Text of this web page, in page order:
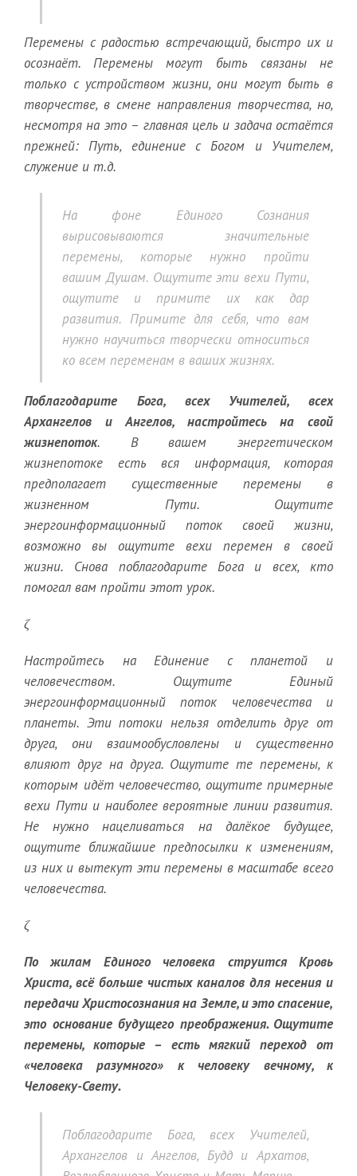
Перемены с радостью встречающий, быстро их и
осознаёт. Перемены могут быть связаны не
только с устройством жизни, они могут быть в
творчестве, в смене направления творчества, но,
несмотря на это – главная цель и задача остаётся
прежней: Путь, единение с Богом и Учителем,
служение и т.д.
На фоне Единого Сознания
вырисовываются значительные
перемены, которые нужно пройти
вашим Душам. Ощутите эти вехи Пути,
ощутите и примите их как дар
развития. Примите для себя, что вам
нужно научиться творчески относиться
ко всем переменам в ваших жизнях.
Поблагодарите Бога, всех Учителей, всех
Архангелов и Ангелов, настройтесь на свой
жизнепоток. В вашем энергетическом
жизнепотоке есть вся информация, которая
предполагает существенные перемены в
жизненном Пути. Ощутите
энергоинформационный поток своей жизни,
возможно вы ощутите вехи перемен в своей
жизни. Снова поблагодарите Бога и всех, кто
помогал вам пройти этот урок.
ζ
Настройтесь на Единение с планетой и
человечеством. Ощутите Единый
энергоинформационный поток человечества и
планеты. Эти потоки нельзя отделить друг от
друга, они взаимообусловлены и существенно
влияют друг на друга. Ощутите те перемены, к
которым идёт человечество, ощутите примерные
вехи Пути и наиболее вероятные линии развития.
Не нужно нацеливаться на далёкое будущее,
ощутите ближайшие предпосылки к изменениям,
из них и вытекут эти перемены в масштабе всего
человечества.
ζ
По жилам Единого человека струится Кровь
Христа, всё больше чистых каналов для несения и
передачи Христосознания на Земле, и это спасение,
это основание будущего преображения. Ощутите
перемены, которые – есть мягкий переход от
«человека разумного» к человеку вечному, к
Человеку-Свету.
Поблагодарите Бога, всех Учителей,
Архангелов и Ангелов, Будд и Архатов,